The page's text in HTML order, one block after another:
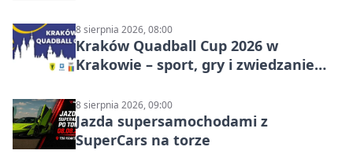
8 sierpnia 2026, 08:00
Kraków Quadball Cup 2026 w
Krakowie – sport, gry i zwiedzanie
8 sierpnia 2026, 09:00
Jazda supersamochodami z
SuperCars na torze